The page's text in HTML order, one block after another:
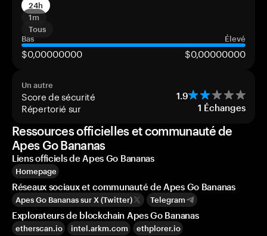
24h
1m
Tous
Bas
Élevé
$0,00000000 $0,00000000
Un autre
Score de sécurité 1.9
Répertorié sur 1 Échanges
Ressources officielles et communauté de
Apes Go Bananas
Liens officiels de Apes Go Bananas
Homepage
Réseaux sociaux et communauté de Apes Go Bananas
Apes Go Bananas sur X (Twitter) Telegram
Explorateurs de blockchain Apes Go Bananas
etherscan.io intel.arkm.com ethplorer.io